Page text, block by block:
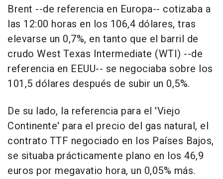
Brent --de referencia en Europa-- cotizaba a
las 12:00 horas en los 106,4 dólares, tras
elevarse un 0,7%, en tanto que el barril de
crudo West Texas Intermediate (WTI) --de
referencia en EEUU-- se negociaba sobre los
101,5 dólares después de subir un 0,5%.
De su lado, la referencia para el 'Viejo
Continente' para el precio del gas natural, el
contrato TTF negociado en los Países Bajos,
se situaba prácticamente plano en los 46,9
euros por megavatio hora, un 0,05% más.